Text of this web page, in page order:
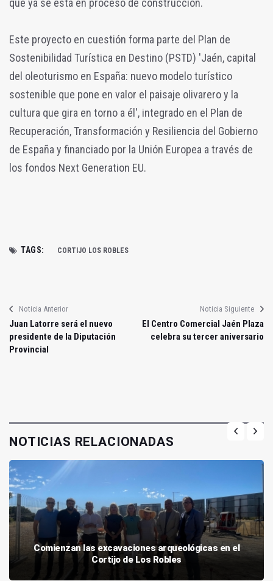
Este proyecto en cuestión forma parte del Plan de
Sostenibilidad Turística en Destino (PSTD) 'Jaén, capital
del oleoturismo en España: nuevo modelo turístico
sostenible que pone en valor el paisaje olivarero y la
cultura que gira en torno a él', integrado en el Plan de
Recuperación, Transformación y Resiliencia del Gobierno
de España y financiado por la Unión Europea a través de
los fondos Next Generation EU.
TAGS: CORTIJO LOS ROBLES
Noticia Anterior
Juan Latorre será el nuevo
presidente de la Diputación
Provincial
Noticia Siguiente
El Centro Comercial Jaén Plaza
celebra su tercer aniversario
NOTICIAS RELACIONADAS
Comienzan las excavaciones arqueológicas en el
Cortijo de Los Robles